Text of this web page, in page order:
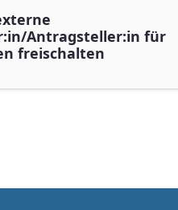
Antragsteller:in für
freischalten